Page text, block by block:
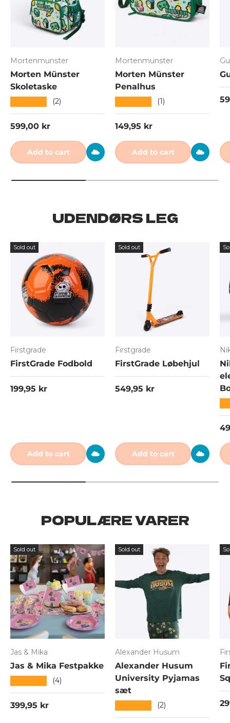
Mortenmunster
Morten Münster
Skoletaske
(2)
Regular price
599,00 kr
Add to cart
Mortenmunster
Morten Münster
Penalhus
(1)
Regular price
149,95 kr
Add to cart
UDENDØRS LEG
Sold out
Firstgrade
FirstGrade Fodbold
Regular price
199,95 kr
Add to cart
Sold out
Firstgrade
FirstGrade Løbehjul
Regular price
549,95 kr
Add to cart
POPULÆRE VARER
Sold out
Jas & Mika
Jas & Mika Festpakke
(4)
Regular price
399,95 kr
Sold out
Alexander Husum
Alexander Husum
University Pyjamas
sæt
(2)